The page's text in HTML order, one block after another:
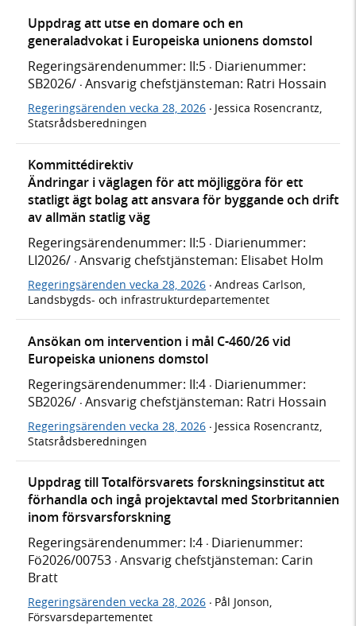
Uppdrag att utse en domare och en
generaladvokat i Europeiska unionens domstol
Regeringsärendenummer: II:5 · Diarienummer:
SB2026/ · Ansvarig chefstjänsteman: Ratri Hossain
Regeringsärenden vecka 28, 2026 · Jessica Rosencrantz,
Statsrådsberedningen
Kommittédirektiv
Ändringar i väglagen för att möjliggöra för ett
statligt ägt bolag att ansvara för byggande och drift
av allmän statlig väg
Regeringsärendenummer: II:5 · Diarienummer:
LI2026/ · Ansvarig chefstjänsteman: Elisabet Holm
Regeringsärenden vecka 28, 2026 · Andreas Carlson,
Landsbygds- och infrastrukturdepartementet
Ansökan om intervention i mål C-460/26 vid
Europeiska unionens domstol
Regeringsärendenummer: II:4 · Diarienummer:
SB2026/ · Ansvarig chefstjänsteman: Ratri Hossain
Regeringsärenden vecka 28, 2026 · Jessica Rosencrantz,
Statsrådsberedningen
Uppdrag till Totalförsvarets forskningsinstitut att
förhandla och ingå projektavtal med Storbritannien
inom försvarsforskning
Regeringsärendenummer: I:4 · Diarienummer:
Fö2026/00753 · Ansvarig chefstjänsteman: Carin
Bratt
Regeringsärenden vecka 28, 2026 · Pål Jonson,
Försvarsdepartementet